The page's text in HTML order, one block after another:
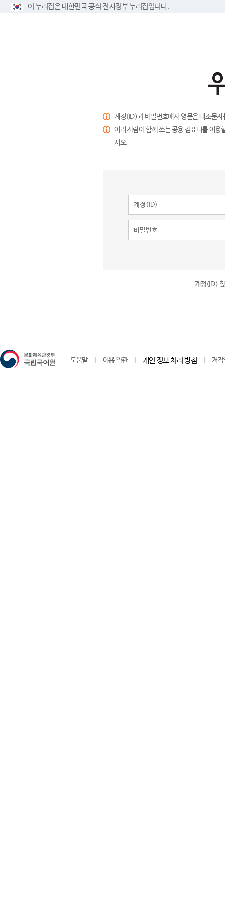
이 누리집은 대한민국 공식 전자정부 누리집입니다.
계정(ID)과 비밀번호에서 영문은 대소문
여러 사람이 함께 쓰는 공용 컴퓨터를 이
시오.
계정(ID)
도움말 이용 약관 개인 정보 처리 방침 저